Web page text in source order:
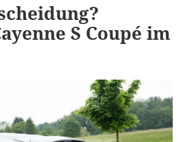
S Coupé im